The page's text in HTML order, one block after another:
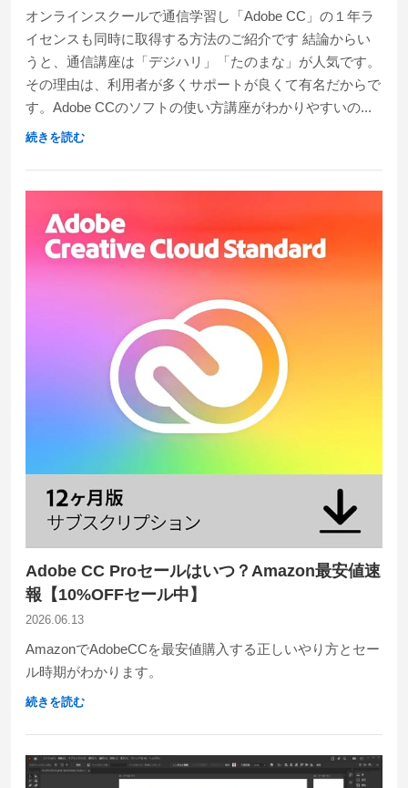
オンラインスクールで通信学習し「Adobe CC」の１年ラ
イセンスも同時に取得する方法のご紹介です 結論からい
うと、通信講座は「デジハリ」「たのまな」が人気です。
その理由は、利用者が多くサポートが良くて有名だからで
す。Adobe CCのソフトの使い方講座がわかりやすいの...
続きを読む
Adobe CC Proセールはいつ？Amazon最安値速
報【10%OFFセール中】
2026.06.13
AmazonでAdobeCCを最安値購入する正しいやり方とセー
ル時期がわかります。
続きを読む